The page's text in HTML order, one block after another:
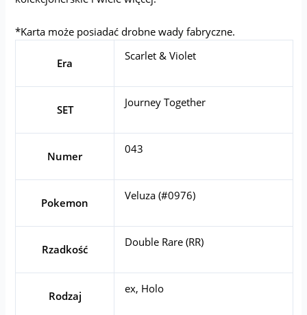
*Karta może posiadać drobne wady fabryczne.
Era
Scarlet & Violet
SET
Journey Together
Numer
043
Pokemon
Veluza (#0976)
Rzadkość
Double Rare (RR)
Rodzaj
ex, Holo